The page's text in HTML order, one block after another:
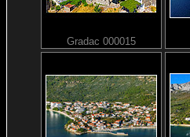
Gradac 000015